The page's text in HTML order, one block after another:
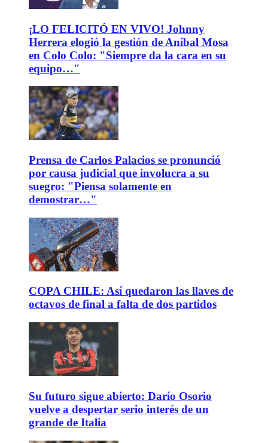
¡LO FELICITÓ EN VIVO! Johnny
Herrera elogió la gestión de Aníbal Mosa
en Colo Colo: "Siempre da la cara en su
equipo…"
Prensa de Carlos Palacios se pronunció
por causa judicial que involucra a su
suegro: "Piensa solamente en
demostrar…"
COPA CHILE: Así quedaron las llaves de
octavos de final a falta de dos partidos
Su futuro sigue abierto: Darío Osorio
vuelve a despertar serio interés de un
grande de Italia